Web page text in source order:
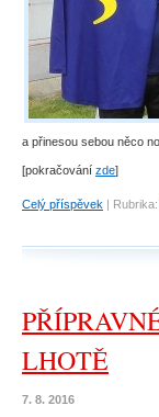
a přinesou sebou něco
[pokračování zde]
Celý příspěvek | Rubrika:
LHOTĚ
7. 8. 2016